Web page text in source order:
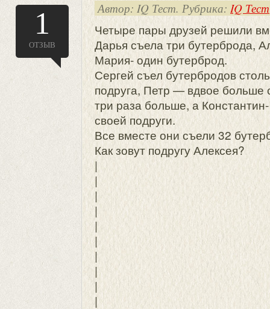
1
ОТЗЫВ
Автор: IQ Тест. Рубрика: IQ Тест
Четыpе пары друзей решили
Дарья съела три бутерброда,
Мария- один бутерброд.
Сергей съел бутербродов
подруга, Петр — вдвое больше
три раза больше, а
своей подруги.
Все вместе они съели 32
Как зовут подругу Алексея?
|
|
|
|
|
|
|
|
|
|